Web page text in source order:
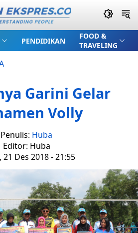
PENDIDIKAN
FOOD &
TRAVELING
Garini Gelar
Volly
Penulis: Huba
Editor: Huba
21 Des 2018 - 21:55